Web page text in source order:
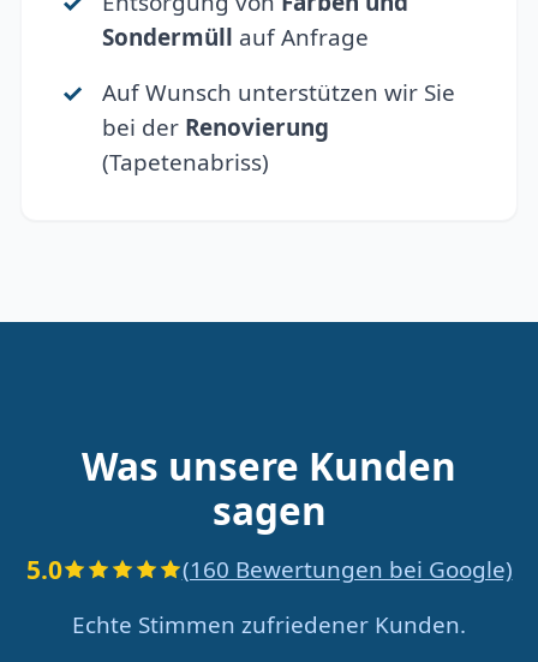
Sondermüll auf Anfrage
Auf Wunsch unterstützen wir Sie
bei der Renovierung
(Tapetenabriss)
Was unsere Kunden
sagen
5.0
(160 Bewertungen bei Google)
Echte Stimmen zufriedener Kunden.